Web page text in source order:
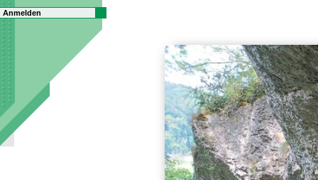
Anmelden